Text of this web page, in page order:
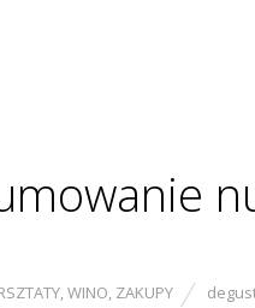
,WINO, ZAKUPY